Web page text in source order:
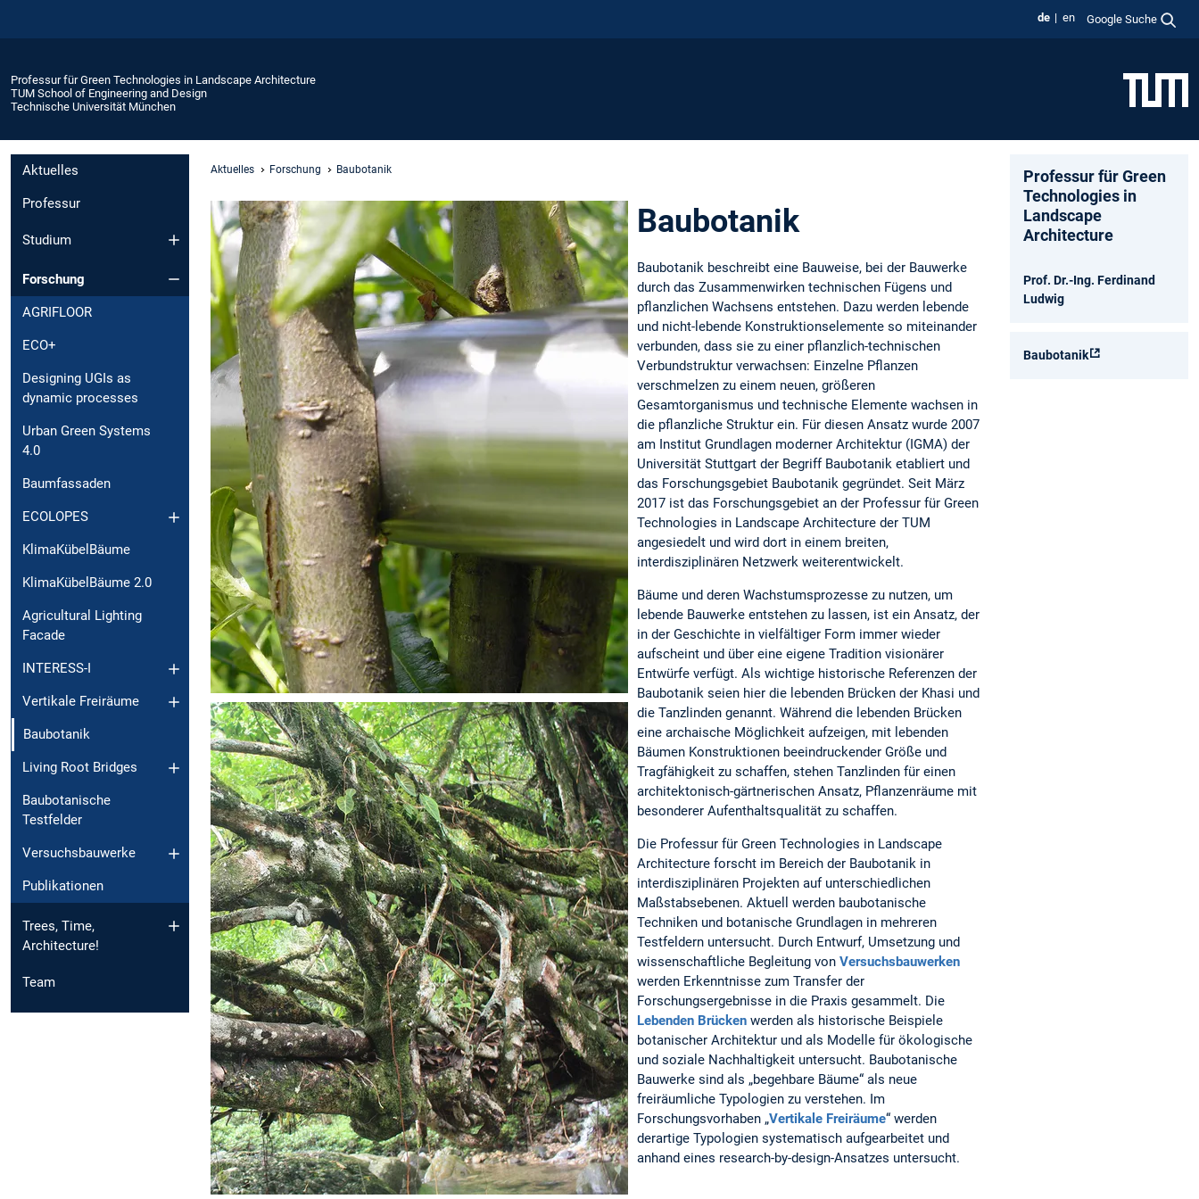
de en Google Suche
Professur für Green Technologies in Landscape Architecture
TUM School of Engineering and Design
Technische Universität München
Aktuelles
Professur
Studium
Forschung
AGRIFLOOR
ECO+
Designing UGIs as
dynamic processes
Urban Green Systems
4.0
Baumfassaden
ECOLOPES
KlimaKübelBäume
KlimaKübelBäume 2.0
Agricultural Lighting
Facade
INTERESS-I
Vertikale Freiräume
Baubotanik
Living Root Bridges
Baubotanische
Testfelder
Versuchsbauwerke
Publikationen
Trees, Time,
Architecture!
Team
Aktuelles Forschung Baubotanik
Baubotanik
Baubotanik beschreibt eine Bauweise, bei der Bauwerke
durch das Zusammenwirken technischen Fügens und
pflanzlichen Wachsens entstehen. Dazu werden lebende
und nicht-lebende Konstruktionselemente so miteinander
verbunden, dass sie zu einer pflanzlich-technischen
Verbundstruktur verwachsen: Einzelne Pflanzen
verschmelzen zu einem neuen, größeren
Gesamtorganismus und technische Elemente wachsen in
die pflanzliche Struktur ein. Für diesen Ansatz wurde 2007
am Institut Grundlagen moderner Architektur (IGMA) der
Universität Stuttgart der Begriff Baubotanik etabliert und
das Forschungsgebiet Baubotanik gegründet. Seit März
2017 ist das Forschungsgebiet an der Professur für Green
Technologies in Landscape Architecture der TUM
angesiedelt und wird dort in einem breiten,
interdisziplinären Netzwerk weiterentwickelt.
Bäume und deren Wachstumsprozesse zu nutzen, um
lebende Bauwerke entstehen zu lassen, ist ein Ansatz, der
in der Geschichte in vielfältiger Form immer wieder
aufscheint und über eine eigene Tradition visionärer
Entwürfe verfügt. Als wichtige historische Referenzen der
Baubotanik seien hier die lebenden Brücken der Khasi und
die Tanzlinden genannt. Während die lebenden Brücken
eine archaische Möglichkeit aufzeigen, mit lebenden
Bäumen Konstruktionen beeindruckender Größe und
Tragfähigkeit zu schaffen, stehen Tanzlinden für einen
architektonisch-gärtnerischen Ansatz, Pflanzenräume mit
besonderer Aufenthaltsqualität zu schaffen.
Die Professur für Green Technologies in Landscape
Architecture forscht im Bereich der Baubotanik in
interdisziplinären Projekten auf unterschiedlichen
Maßstabsebenen. Aktuell werden baubotanische
Techniken und botanische Grundlagen in mehreren
Testfeldern untersucht. Durch Entwurf, Umsetzung und
wissenschaftliche Begleitung von Versuchsbauwerken
werden Erkenntnisse zum Transfer der
Forschungsergebnisse in die Praxis gesammelt. Die
Lebenden Brücken werden als historische Beispiele
botanischer Architektur und als Modelle für ökologische
und soziale Nachhaltigkeit untersucht. Baubotanische
Bauwerke sind als „begehbare Bäume“ als neue
freiräumliche Typologien zu verstehen. Im
Forschungsvorhaben „Vertikale Freiräume“ werden
derartige Typologien systematisch aufgearbeitet und
anhand eines research-by-design-Ansatzes untersucht.
Professur für Green
Technologies in
Landscape
Architecture
Prof. Dr.-Ing. Ferdinand
Ludwig
Baubotanik